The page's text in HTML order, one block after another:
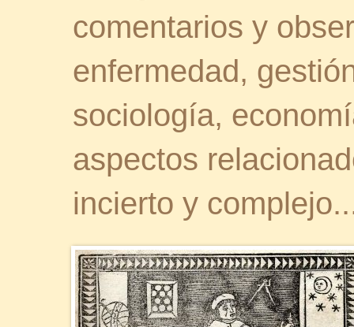
comentarios y
enfermedad,
sociología,
aspectos
incierto y